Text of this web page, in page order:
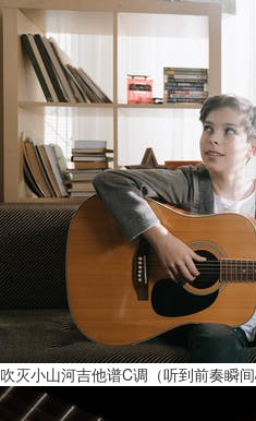
吹灭小山河吉他谱C调（听到前奏瞬